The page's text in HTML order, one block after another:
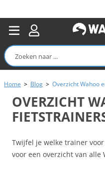
Home > Blog > Overzicht Wahoo
OVERZICHT
Twijfel je welke trainer
voor een overzicht van alle